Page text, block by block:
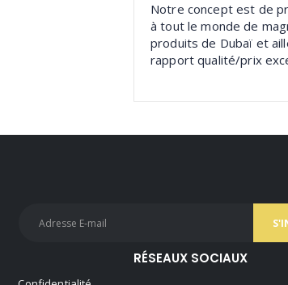
Notre concept est de
à tout le monde de
produits de Dubaï et
rapport qualité/prix
RÉSEAUX SOCIAUX